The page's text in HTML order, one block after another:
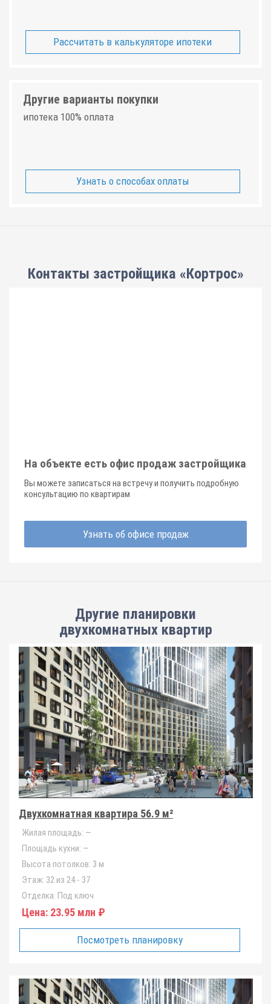
Рассчитать в калькуляторе ипотеки
Другие варианты покупки
ипотека 100% оплата
Узнать о способах оплаты
Контакты застройщика «Кортрос»
На объекте есть офис продаж застройщика
Вы можете записаться на встречу и получить подробную
консультацию по квартирам
Узнать об офисе продаж
Другие планировки
двухкомнатных квартир
Двухкомнатная квартира 56.9 м²
Жилая площадь: —
Площадь кухни: —
Высота потолков: 3 м
Этаж: 32 из 24 - 37
Отделка: Под ключ
Цена: 23.95 млн ₽
Посмотреть планировку